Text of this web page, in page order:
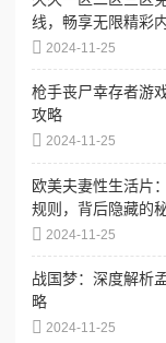
线，畅享无限精彩
2024-11-25
枪手丧尸幸存者游
攻略
2024-11-25
欧美夫妻性生活片
规则，背后隐藏的
2024-11-25
战国梦：深度解析
略
2024-11-25